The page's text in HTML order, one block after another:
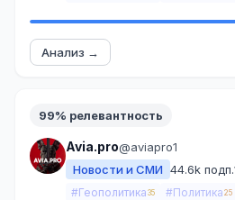
Анализ →
99% релевантность
Avia.pro@aviapro1
Новости и СМИ 44.6k подп.
#Геополитика 35 #Политика 25